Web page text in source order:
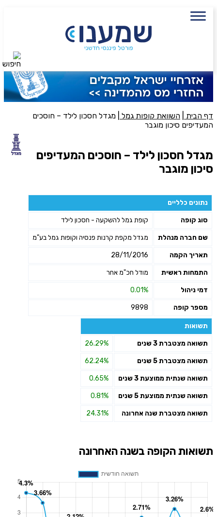
פורטל פיננסי חדשני
דף הבית השוואת קופות גמל
מגדל חסכון לילד – חוסכים
המעדיפים סיכון מוגבר
מגדל חסכון לילד – חוסכים המעדיפים
סיכון מוגבר
נתונים כלליים
סוג קופה קופת גמל להשקעה - חסכון לילד
שם חברה מנהלת מגדל מקפת קרנות פנסיה וקופות גמל בע"מ
תאריך הקמה 28/11/2016
התמחות ראשית מודל חכ"מ אחר
דמי ניהול 0.01%
מספר קופה 9898
תשואות
תשואה מצטברת 3 שנים 26.29%
תשואה מצטברת 5 שנים 62.24%
תשואה שנתית ממוצעת 3 שנים 0.65%
תשואה שנתית ממוצעת 5 שנים 0.81%
תשואה מצטברת שנה אחרונה 24.31%
תשואות הקופה בשנה האחרונה
פעולה נדרשת
היכן מנוהל החיסכון?
סכום חיסכון בקרן
מאשר כי פרטיי ישמשו לקבלת פניות והצעות שיווקיות למוצרים
פנסיוניים\ביטוח באמצעות טלפון, מייל או SMS מאיתנו או צד שלישי
שליחה
חיפוש